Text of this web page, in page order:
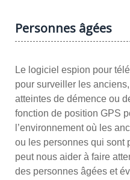
Personnes âgées
Le logiciel espion pour
pour surveiller les
atteintes de démence ou
fonction de position GPS
l’environnement où les
ou les personnes qui sont
peut nous aider à faire
des personnes âgées et